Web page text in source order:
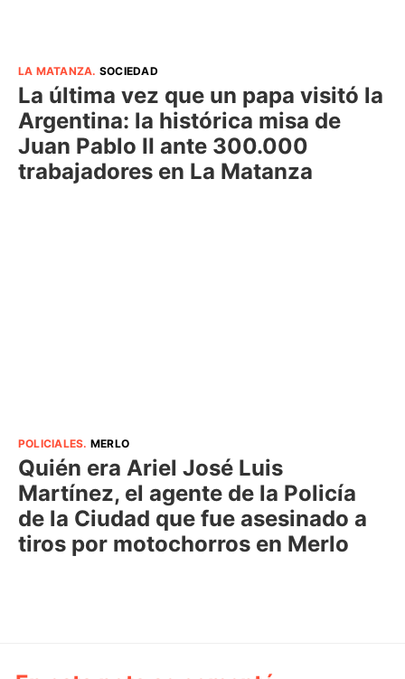
LA MATANZA. SOCIEDAD
La última vez que un papa visitó la
Argentina: la histórica misa de
Juan Pablo II ante 300.000
trabajadores en La Matanza
POLICIALES. MERLO
Quién era Ariel José Luis
Martínez, el agente de la Policía
de la Ciudad que fue asesinado a
tiros por motochorros en Merlo